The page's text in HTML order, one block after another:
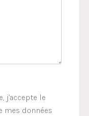
j'accepte le
mes données